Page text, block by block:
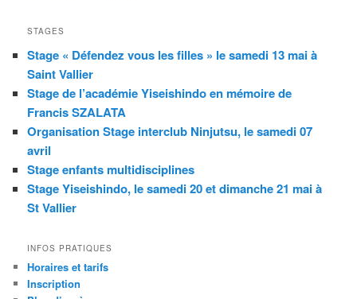
STAGES
Stage « Défendez vous les filles » le samedi 13 mai à
Saint Vallier
Stage de l’académie Yiseishindo en mémoire de
Francis SZALATA
Organisation Stage interclub Ninjutsu, le samedi 07
avril
Stage enfants multidisciplines
Stage Yiseishindo, le samedi 20 et dimanche 21 mai à
St Vallier
INFOS PRATIQUES
Horaires et tarifs
Inscription